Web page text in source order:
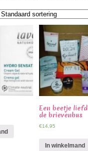
Een beetje
de brievenbus
€14,95
In winkelmand